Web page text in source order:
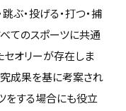
ぶ・投げる・打つ・捕
べてのスポーツに共通
セオリーが存在しま
究成果を基に考案され
をする場合にも役立